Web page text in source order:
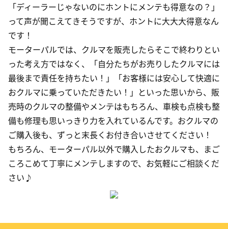
「ディーラーじゃないのにホントにメンテも得意なの？」
って声が聞こえてきそうですが、ホントに大大大得意なん
です！
モーターパルでは、クルマを販売したらそこで終わりとい
った考え方ではなく、「自分たちがお売りしたクルマには
最後まで責任を持ちたい！」「お客様には安心して快適に
おクルマに乗っていただきたい！」といった思いから、販
売時のクルマの整備やメンテはもちろん、車検も点検も整
備も修理も思いっきり力を入れているんです。おクルマの
ご購入後も、ずっと末長くお付き合いさせてください！
もちろん、モーターパル以外で購入したおクルマも、まご
ころこめて丁寧にメンテしますので、お気軽にご相談くだ
さい♪